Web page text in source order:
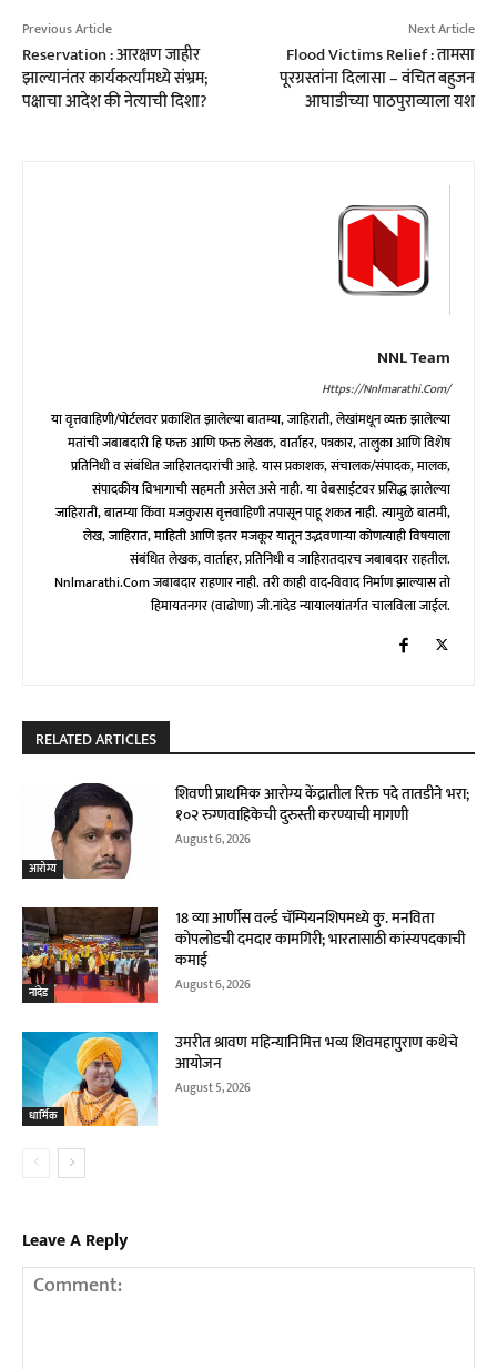
Previous Article
Reservation : आरक्षण जाहीर
झाल्यानंतर कार्यकर्त्यांमध्ये संभ्रम;
पक्षाचा आदेश की नेत्याची दिशा?
Next Article
Flood Victims Relief : तामसा
पूरग्रस्तांना दिलासा – वंचित बहुजन
आघाडीच्या पाठपुराव्याला यश
NNL Team
Https://nnlmarathi.com/
या वृत्तवाहिणी/पोर्टलवर प्रकाशित झालेल्या बातम्या, जाहिराती, लेखांमधून व्यक्त झालेल्या
मतांची जबाबदारी हि फक्त आणि फक्त लेखक, वार्ताहर, पत्रकार, तालुका आणि विशेष
प्रतिनिधी व संबंधित जाहिरातदारांची आहे. यास प्रकाशक, संचालक/संपादक, मालक,
संपादकीय विभागाची सहमती असेल असे नाही. या वेबसाईटवर प्रसिद्ध झालेल्या
जाहिराती, बातम्या किंवा मजकुरास वृत्तवाहिणी तपासून पाहू शकत नाही. त्यामुळे बातमी,
लेख, जाहिरात, माहिती आणि इतर मजकूर यातून उद्भवणाऱ्या कोणत्याही विषयाला
संबंधित लेखक, वार्ताहर, प्रतिनिधी व जाहिरातदारच जबाबदार राहतील.
Nnlmarathi.com जबाबदार राहणार नाही. तरी काही वाद-विवाद निर्माण झाल्यास तो
हिमायतनगर (वाढोणा) जी.नांदेड न्यायालयांतर्गत चालविला जाईल.
RELATED ARTICLES
आरोग्य
शिवणी प्राथमिक आरोग्य केंद्रातील रिक्त पदे तातडीने भरा;
१०२ रुग्णवाहिकेची दुरुस्ती करण्याची मागणी
August 6, 2026
नांदेड
18 व्या आर्णीस वर्ल्ड चॅम्पियनशिपमध्ये कु. मनविता
कोपलोडची दमदार कामगिरी; भारतासाठी कांस्यपदकाची
कमाई
August 6, 2026
धार्मिक
उमरीत श्रावण महिन्यानिमित्त भव्य शिवमहापुराण कथेचे
आयोजन
August 5, 2026
Leave A Reply